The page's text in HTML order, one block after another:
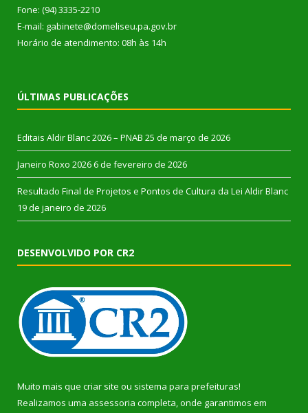
Fone: (94) 3335-2210
E-mail: gabinete@domeliseu.pa.gov.br
Horário de atendimento: 08h às 14h
ÚLTIMAS PUBLICAÇÕES
Editais Aldir Blanc 2026 – PNAB 25 de março de 2026
Janeiro Roxo 2026 6 de fevereiro de 2026
Resultado Final de Projetos e Pontos de Cultura da Lei Aldir Blanc
19 de janeiro de 2026
DESENVOLVIDO POR CR2
Muito mais que criar site ou sistema para prefeituras!
Realizamos uma assessoria completa, onde garantimos em